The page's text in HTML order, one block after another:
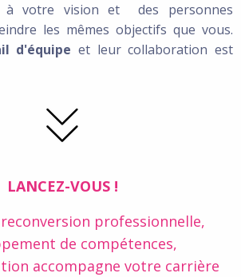
à votre vision et des personnes
les mêmes objectifs que vous.
d'équipe et leur collaboration est
LANCEZ-VOUS !
professionnelle,
de compétences,
accompagne votre carrière